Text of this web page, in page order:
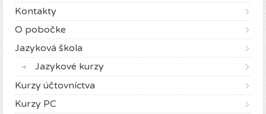
Kontakty
O pobočke
Jazyková škola
Jazykové kurzy
Kurzy účtovníctva
Kurzy PC